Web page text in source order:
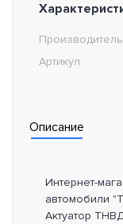
Производитель
Артикул
Описание
Интернет-
автомобили
Актуатор